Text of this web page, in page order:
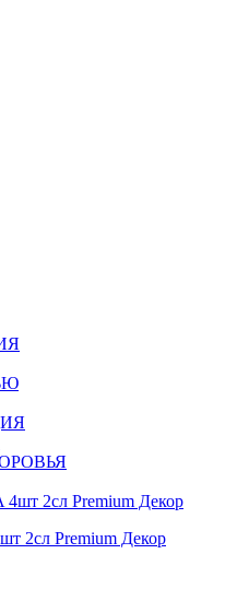
2сл Premium Декор